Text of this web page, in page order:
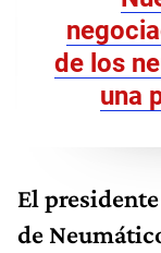
de los
una
El
de